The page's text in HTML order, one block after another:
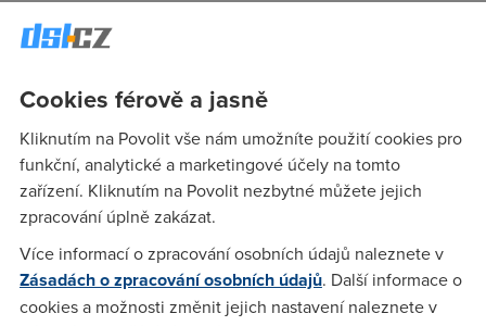
Mohl by mi dát někdo inteligentní odpověd na otázku, k
čemu je dobrý superrychlý LTE internet, když je u něho limit
internet a tedy mnohem pomalejší a jsem rád, že se do limitu
horko těžko vejdu. Samozřejmě si vůbec nedovolím stahovat
filmy. Stačí, když koukám na videa na Youtube a nebo
poslouchám internetové rádio. Koukat na TV ani v nejnižší
kvalitě si taky vůbec nedovolím, protože tohle všechno
neskutečně data ,,žere,,
Radek(2.2.2015 16:04:21)
Cookies férově a jasně
Kliknutím na Povolit vše nám umožníte použití cookies pro
funkční, analytické a marketingové účely na tomto
zařízení. Kliknutím na Povolit nezbytné můžete jejich
zpracování úplně zakázat.
Více informací o zpracování osobních údajů naleznete v
Zásadách o zpracování osobních údajů. Další informace o
cookies a možnosti změnit jejich nastavení naleznete v